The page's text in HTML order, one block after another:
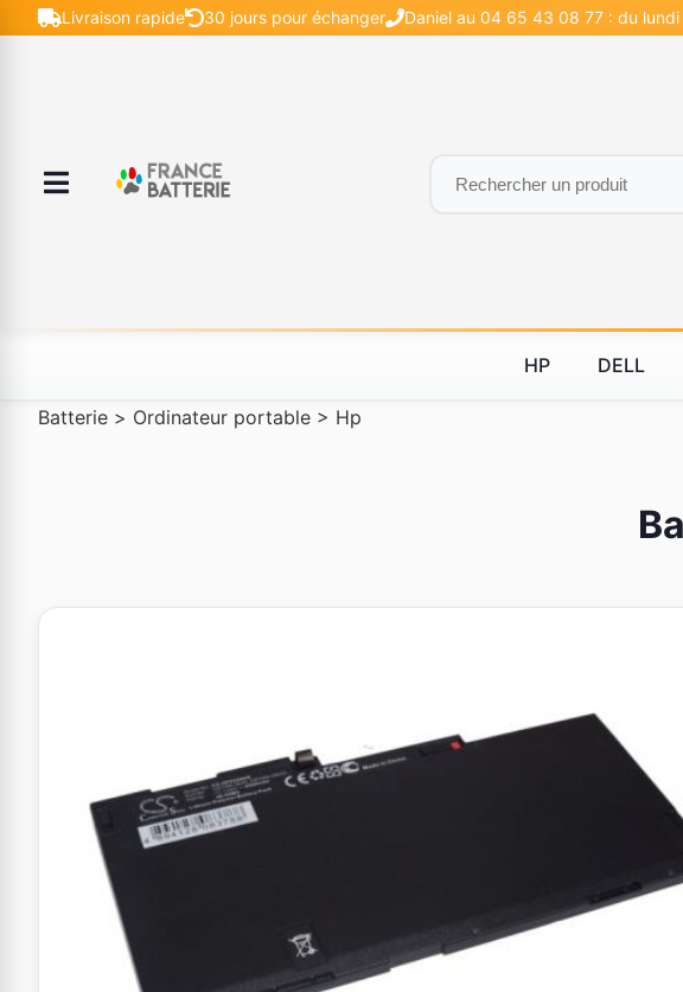
Livraison rapide 30 jours pour échanger Daniel au 04 65 43 08 77 : du
HP DELL
Batterie > Ordinateur portable > Hp